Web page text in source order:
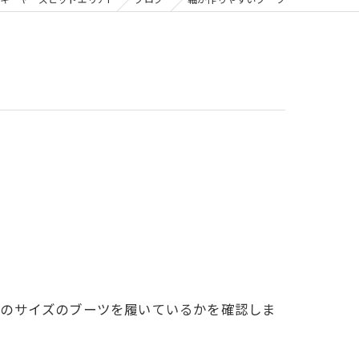
サイズのブーツを履いているかを確認しま